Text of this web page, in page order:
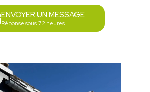
ENVOYER UN MESSAGE
Réponse sous 72 heures